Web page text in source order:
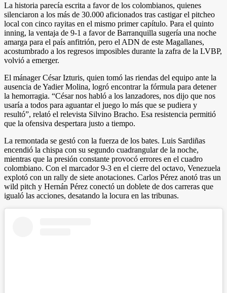
La historia parecía escrita a favor de los colombianos, quienes
silenciaron a los más de 30.000 aficionados tras castigar el pitcheo
local con cinco rayitas en el mismo primer capítulo. Para el quinto
inning, la ventaja de 9-1 a favor de Barranquilla sugería una noche
amarga para el país anfitrión, pero el ADN de este Magallanes,
acostumbrado a los regresos imposibles durante la zafra de la LVBP,
volvió a emerger.
El mánager César Izturis, quien tomó las riendas del equipo ante la
ausencia de Yadier Molina, logró encontrar la fórmula para detener
la hemorragia. “César nos habló a los lanzadores, nos dijo que nos
usaría a todos para aguantar el juego lo más que se pudiera y
resultó”, relató el relevista Silvino Bracho. Esa resistencia permitió
que la ofensiva despertara justo a tiempo.
La remontada se gestó con la fuerza de los bates. Luis Sardiñas
encendió la chispa con su segundo cuadrangular de la noche,
mientras que la presión constante provocó errores en el cuadro
colombiano. Con el marcador 9-3 en el cierre del octavo, Venezuela
explotó con un rally de siete anotaciones. Carlos Pérez anotó tras un
wild pitch y Hernán Pérez conectó un doblete de dos carreras que
igualó las acciones, desatando la locura en las tribunas.